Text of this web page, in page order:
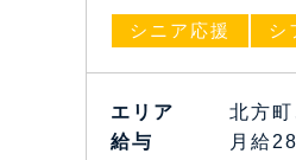
シニア応援 シ
エリア
北方
給与
月給